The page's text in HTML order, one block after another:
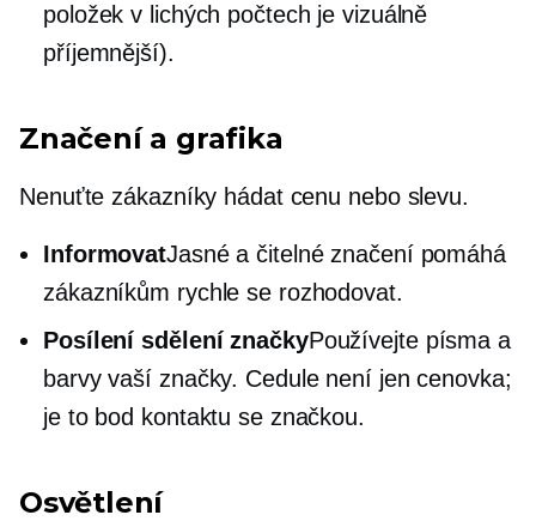
položek v lichých počtech je vizuálně
příjemnější).
Značení a grafika
Nenuťte zákazníky hádat cenu nebo slevu.
InformovatJasné a čitelné značení pomáhá
zákazníkům rychle se rozhodovat.
Posílení sdělení značkyPoužívejte písma a
barvy vaší značky. Cedule není jen cenovka;
je to bod kontaktu se značkou.
Osvětlení